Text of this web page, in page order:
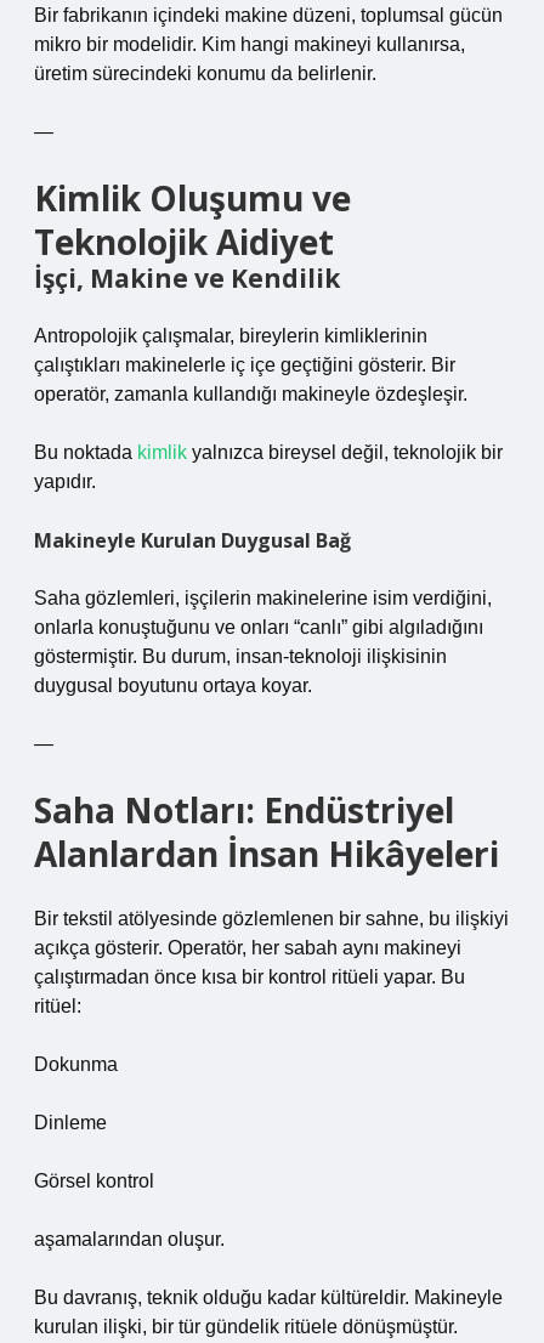
Bir fabrikanın içindeki makine düzeni, toplumsal gücün
mikro bir modelidir. Kim hangi makineyi kullanırsa,
üretim sürecindeki konumu da belirlenir.
—
Kimlik Oluşumu ve
Teknolojik Aidiyet
İşçi, Makine ve Kendilik
Antropolojik çalışmalar, bireylerin kimliklerinin
çalıştıkları makinelerle iç içe geçtiğini gösterir. Bir
operatör, zamanla kullandığı makineyle özdeşleşir.
Bu noktada kimlik yalnızca bireysel değil, teknolojik bir
yapıdır.
Makineyle Kurulan Duygusal Bağ
Saha gözlemleri, işçilerin makinelerine isim verdiğini,
onlarla konuştuğunu ve onları “canlı” gibi algıladığını
göstermiştir. Bu durum, insan-teknoloji ilişkisinin
duygusal boyutunu ortaya koyar.
—
Saha Notları: Endüstriyel
Alanlardan İnsan Hikâyeleri
Bir tekstil atölyesinde gözlemlenen bir sahne, bu ilişkiyi
açıkça gösterir. Operatör, her sabah aynı makineyi
çalıştırmadan önce kısa bir kontrol ritüeli yapar. Bu
ritüel:
Dokunma
Dinleme
Görsel kontrol
aşamalarından oluşur.
Bu davranış, teknik olduğu kadar kültüreldir. Makineyle
kurulan ilişki, bir tür gündelik ritüele dönüşmüştür.